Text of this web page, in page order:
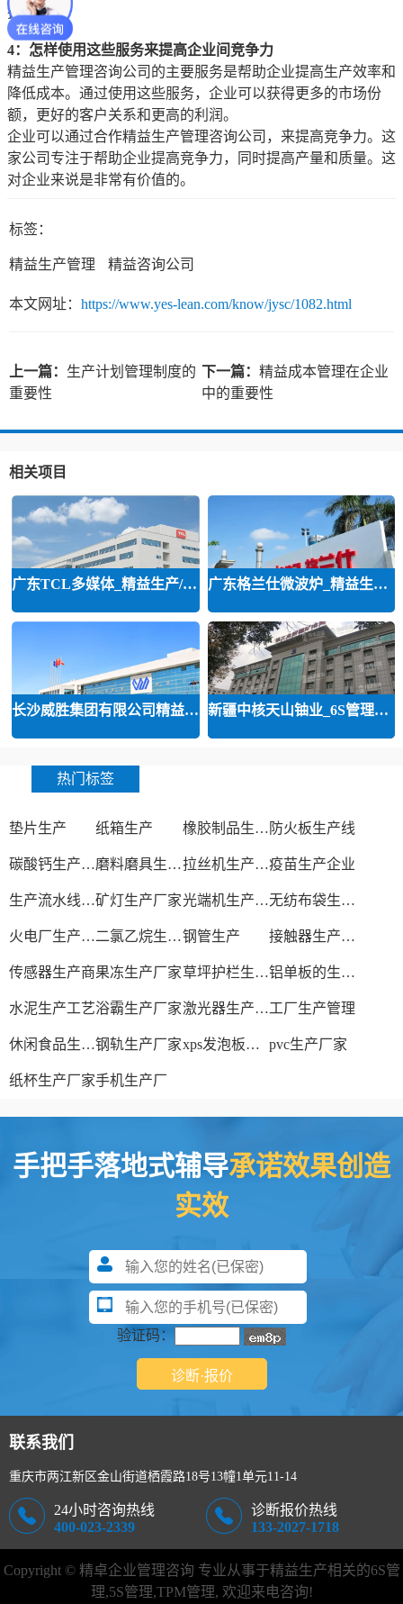
择。
4：怎样使用这些服务来提高企业间竞争力
精益生产管理咨询公司的主要服务是帮助企业提高生产效率和
降低成本。通过使用这些服务，企业可以获得更多的市场份
额，更好的客户关系和更高的利润。
企业可以通过合作精益生产管理咨询公司，来提高竞争力。这
家公司专注于帮助企业提高竞争力，同时提高产量和质量。这
对企业来说是非常有价值的。
标签：
精益生产管理 精益咨询公司
本文网址： https://www.yes-lean.com/know/jysc/1082.html
上一篇： 生产计划管理制度的
重要性
下一篇： 精益成本管理在企业
中的重要性
相关项目
广东TCL多媒体_精益生产/精益品质/ 广东格兰仕微波炉_精益生产等咨询
长沙威胜集团有限公司精益运营 新疆中核天山铀业_6S管理和精益管
热门标签
垫片生产 纸箱生产 橡胶制品生产厂 防火板生产线
碳酸钙生产设备 磨料磨具生产厂家 拉丝机生产厂家疫苗生产企业
生产流水线设备矿灯生产厂家 光端机生产厂家 无纺布袋生产厂家
火电厂生产过程 二氯乙烷生产厂家钢管生产 接触器生产厂家
传感器生产商果冻生产厂家 草坪护栏生产厂家 铝单板的生产厂家
水泥生产工艺浴霸生产厂家 激光器生产厂家工厂生产管理
休闲食品生产线钢轨生产厂家 xps发泡板材生产线 pvc生产厂家
纸杯生产厂家手机生产厂
手把手落地式辅导承诺效果创造
实效
验证码：
联系我们
重庆市两江新区金山街道栖霞路18号13幢1单元11-14
24小时咨询热线
400-023-2339
诊断报价热线
133-2027-1718
Copyright © 精卓企业管理咨询 专业从事于精益生产相关的6S管
理,5S管理,TPM管理, 欢迎来电咨询!